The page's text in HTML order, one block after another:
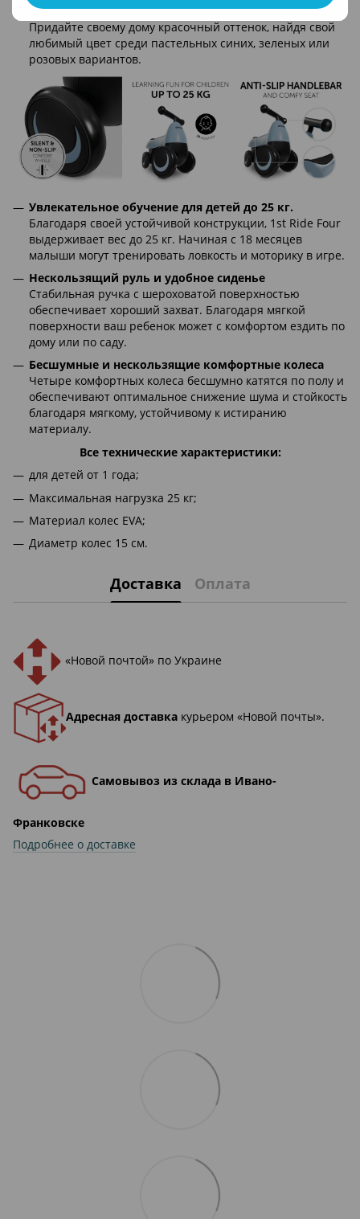
Доступные современные цвета
Придайте своему дому красочный оттенок, найдя свой
любимый цвет среди пастельных синих, зеленых или
розовых вариантов.
Увлекательное обучение для детей до 25 кг.
Благодаря своей устойчивой конструкции, 1st Ride Four
выдерживает вес до 25 кг. Начиная с 18 месяцев
малыши могут тренировать ловкость и моторику в игре.
Нескользящий руль и удобное сиденье
Стабильная ручка с шероховатой поверхностью
обеспечивает хороший захват. Благодаря мягкой
поверхности ваш ребенок может с комфортом ездить по
дому или по саду.
Бесшумные и нескользящие комфортные колеса
Четыре комфортных колеса бесшумно катятся по полу и
обеспечивают оптимальное снижение шума и стойкость
благодаря мягкому, устойчивому к истиранию
материалу.
Все технические характеристики:
для детей от 1 года;
Максимальная нагрузка 25 кг;
Материал колес EVA;
Диаметр колес 15 см.
Доставка Оплата
«Новой почтой» по Украине
Адресная доставка курьером «Новой почты».
Самовывоз из склада в Ивано-
Франковске
Подробнее о доставке